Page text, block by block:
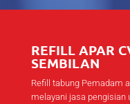
REFILL APAR
SEMBILAN
Refill tabung Pemadam
melayani jasa pengisian